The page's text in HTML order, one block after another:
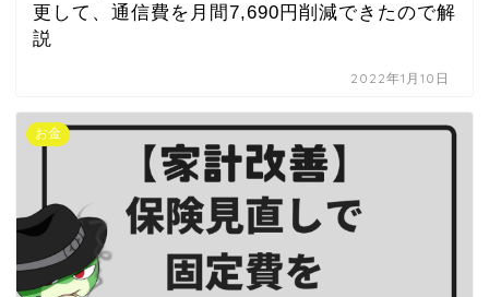
更して、通信費を月間7,690円削減できたので解
説
2022年1月10日
お金